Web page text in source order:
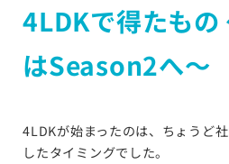
4LDKで得たもの
はSeason2へ〜
4LDKが始まったのは、ちょうど
したタイミングでした。